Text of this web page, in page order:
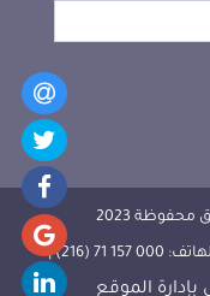
2023
العنوان: باردو 2000 الجمهورية التونسية | الهاتف: 000 157 71 (216) |
بإدارة الموقع